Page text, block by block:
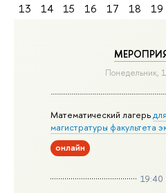
Понедельник,
Математический лагерь
магистратуры факультета
онлайн
19:40
13
14 15 16 17 18 19